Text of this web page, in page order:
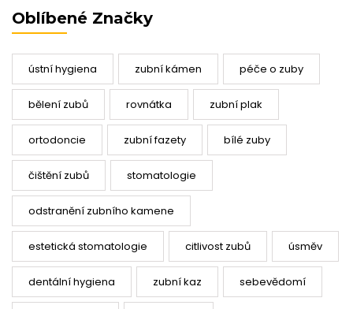
Oblíbené Značky
ústní hygiena zubní kámen péče o zuby
bělení zubů rovnátka zubní plak
ortodoncie zubní fazety bílé zuby
čištění zubů stomatologie
odstranění zubního kamene
estetická stomatologie citlivost zubů úsměv
dentální hygiena zubní kaz sebevědomí